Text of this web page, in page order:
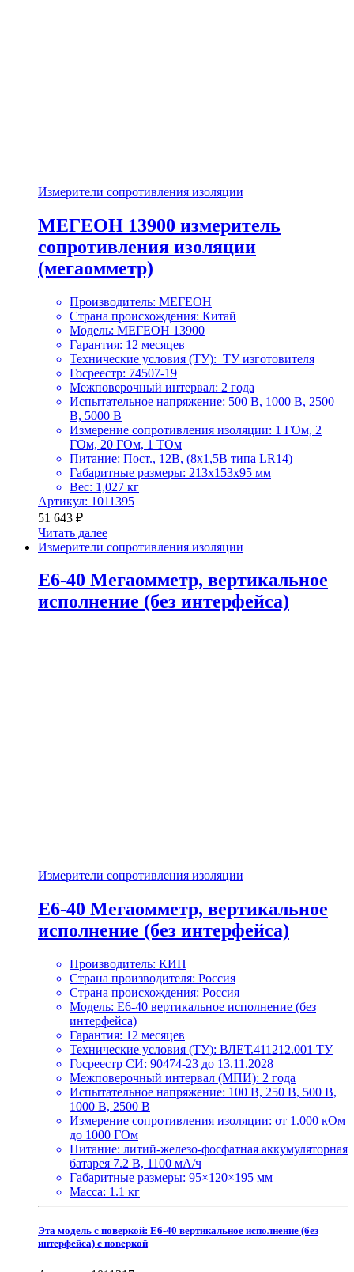
Измерители сопротивления изоляции
МЕГЕОН 13900 измеритель
сопротивления изоляции
(мегаомметр)
Производитель: МЕГЕОН
Страна происхождения: Китай
Модель: МЕГЕОН 13900
Гарантия: 12 месяцев
Технические условия (ТУ): ТУ изготовителя
Госреестр: 74507-19
Межповерочный интервал: 2 года
Испытательное напряжение: 500 В, 1000 В, 2500
В, 5000 В
Измерение сопротивления изоляции: 1 ГОм, 2
ГОм, 20 ГОм, 1 ТОм
Питание: Пост., 12В, (8х1,5В типа LR14)
Габаритные размеры: 213х153х95 мм
Вес: 1,027 кг
Артикул: 1011395
51 643 ₽
Читать далее
Измерители сопротивления изоляции
Е6-40 Мегаомметр, вертикальное
исполнение (без интерфейса)
Измерители сопротивления изоляции
Е6-40 Мегаомметр, вертикальное
исполнение (без интерфейса)
Производитель: КИП
Страна производителя: Россия
Страна происхождения: Россия
Модель: Е6-40 вертикальное исполнение (без
интерфейса)
Гарантия: 12 месяцев
Технические условия (ТУ): ВЛЕТ.411212.001 ТУ
Госреестр СИ: 90474-23 до 13.11.2028
Межповерочный интервал (МПИ): 2 года
Испытательное напряжение: 100 В, 250 В, 500 В,
1000 В, 2500 В
Измерение сопротивления изоляции: от 1.000 кОм
до 1000 ГОм
Питание: литий-железо-фосфатная аккумуляторная
батарея 7.2 В, 1100 мА/ч
Габаритные размеры: 95×120×195 мм
Масса: 1.1 кг
Эта модель с поверкой: Е6-40 вертикальное исполнение (без
интерфейса) с поверкой